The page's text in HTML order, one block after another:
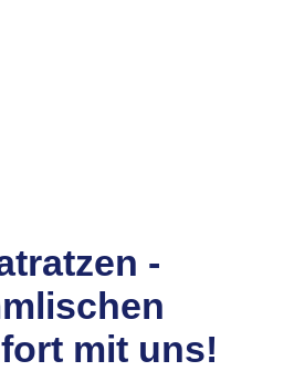
-
mit uns!